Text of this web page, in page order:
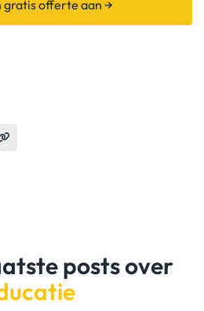
gratis offerte aan →
posts over